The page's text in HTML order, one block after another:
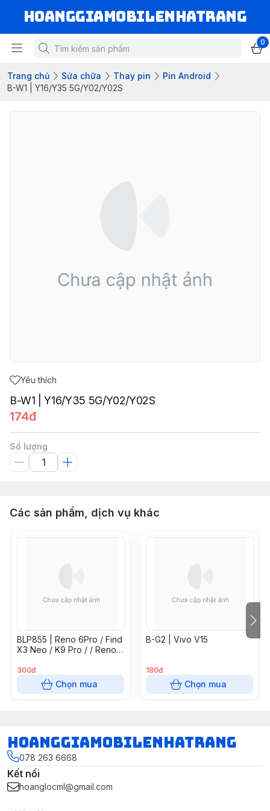
hoanggiamobilenhatrang
0
Trang chủ Sửa chữa Thay pin
Pin Android
B-W1 | Y16/Y35 5G/Y02/Y02S
Yêu thích
B-W1 | Y16/Y35 5G/Y02/Y02S
174đ
Số lượng
Các sản phẩm, dịch vụ khác
BLP855 | Reno 6Pro / Find
X3 Neo / K9 Pro / / Reno7
4G
300đ
Chọn mua
B-G2 | Vivo V15
180đ
Chọn mua
hoanggiamobilenhatrang
078 263 6668
Kết nối
hoanglocml@gmail.com